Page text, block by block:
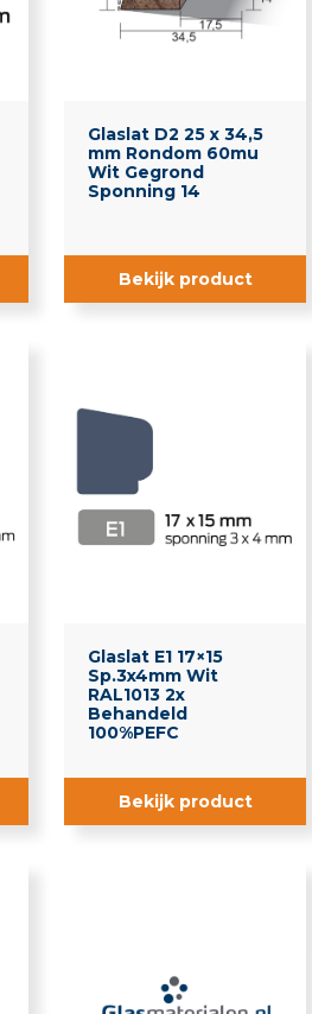
Glaslat D2 25 x 34,5
mm Rondom 60mu
Wit Gegrond
Sponning 14
Bekijk product
Glaslat E1 17×15
Sp.3x4mm Wit
RAL1013 2x
Behandeld
100%PEFC
Bekijk product